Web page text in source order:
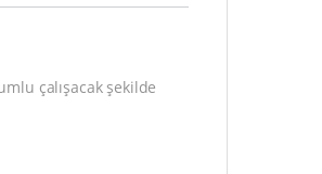
çalışacak şekilde